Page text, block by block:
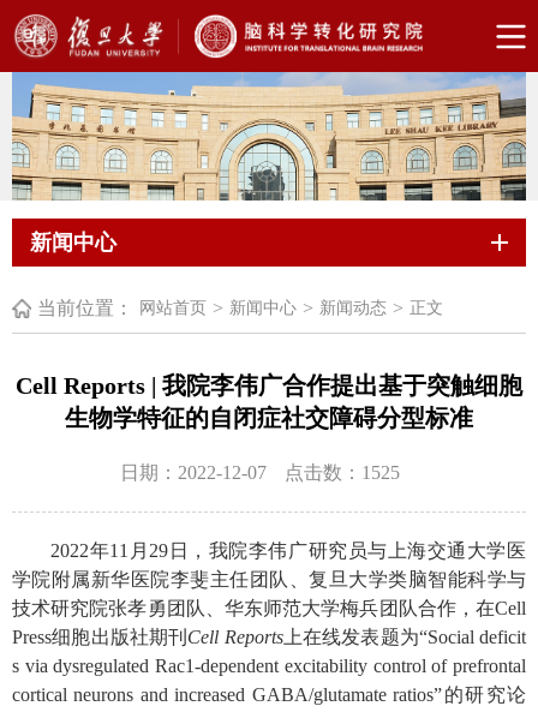
新闻中心
当前位置： 网站首页 > 新闻中心 > 新闻动态 > 正文
Cell Reports | 我院李伟广合作提出基于突触细胞
生物学特征的自闭症社交障碍分型标准
日期：2022-12-07 点击数： 1525
2022年11月29日，我院李伟广研究员与上海交通大学医
学院附属新华医院李斐主任团队、复旦大学类脑智能科学与
技术研究院张孝勇团队、华东师范大学梅兵团队合作，在Cell
Press细胞出版社期刊 Cell Reports上在线发表题为“Social deficit
s via dysregulated Rac1-dependent excitability control of prefrontal
cortical neurons and increased GABA/glutamate ratios”的研究论